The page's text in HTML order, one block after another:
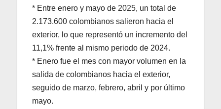
* Entre enero y mayo de 2025, un total de
2.173.600 colombianos salieron hacia el
exterior, lo que representó un incremento del
11,1% frente al mismo periodo de 2024.
* Enero fue el mes con mayor volumen en la
salida de colombianos hacia el exterior,
seguido de marzo, febrero, abril y por último
mayo.